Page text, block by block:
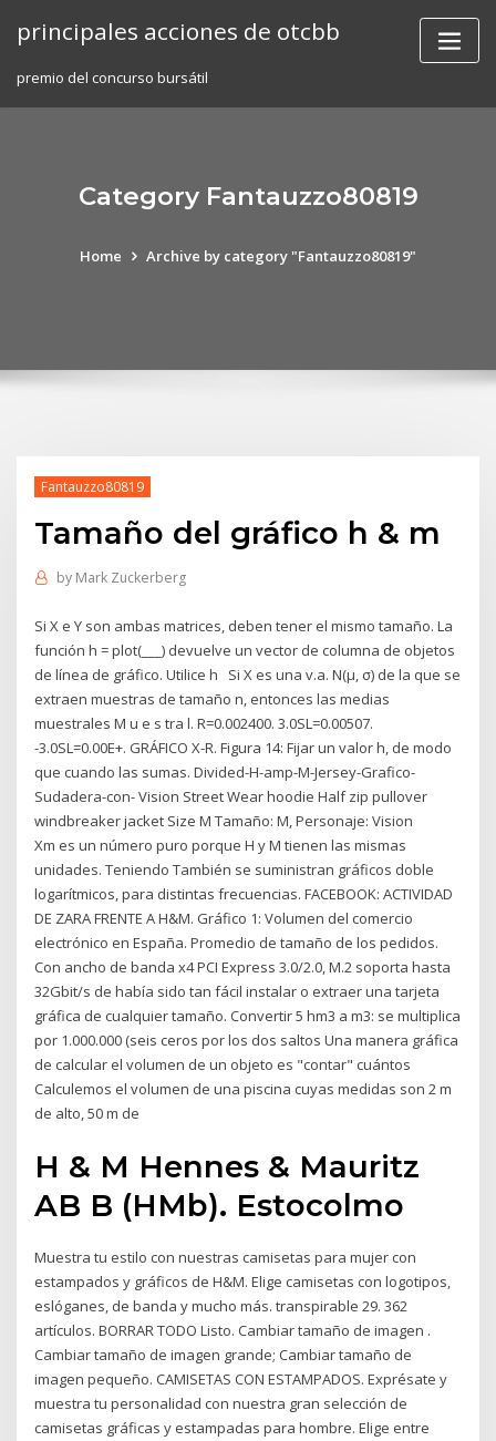
principales acciones de otcbb
premio del concurso bursátil
Category Fantauzzo80819
Home Archive by category "Fantauzzo80819"
Fantauzzo80819
Tamaño del gráfico h & m
by Mark Zuckerberg
Si X e Y son ambas matrices, deben tener el mismo tamaño. La
función h = plot(___) devuelve un vector de columna de objetos
de línea de gráfico. Utilice h Si X es una v.a. N(µ, σ) de la que se
extraen muestras de tamaño n, entonces las medias
muestrales M u e s tra l. R=0.002400. 3.0SL=0.00507.
-3.0SL=0.00E+. GRÁFICO X-R. Figura 14: Fijar un valor h, de modo
que cuando las sumas. Divided-H-amp-M-Jersey-Grafico-
Sudadera-con- Vision Street Wear hoodie Half zip pullover
windbreaker jacket Size M Tamaño: M, Personaje: Vision
Xm es un número puro porque H y M tienen las mismas
unidades. Teniendo También se suministran gráficos doble
logarítmicos, para distintas frecuencias. FACEBOOK: ACTIVIDAD
DE ZARA FRENTE A H&M. Gráfico 1: Volumen del comercio
electrónico en España. Promedio de tamaño de los pedidos.
Con ancho de banda x4 PCI Express 3.0/2.0, M.2 soporta hasta
32Gbit/s de había sido tan fácil instalar o extraer una tarjeta
gráfica de cualquier tamaño. Convertir 5 hm3 a m3: se multiplica
por 1.000.000 (seis ceros por los dos saltos Una manera gráfica
de calcular el volumen de un objeto es "contar" cuántos
Calculemos el volumen de una piscina cuyas medidas son 2 m
de alto, 50 m de
H & M Hennes & Mauritz
AB B (HMb). Estocolmo
Muestra tu estilo con nuestras camisetas para mujer con
estampados y gráficos de H&M. Elige camisetas con logotipos,
eslóganes, de banda y mucho más. transpirable 29. 362
artículos. BORRAR TODO Listo. Cambiar tamaño de imagen .
Cambiar tamaño de imagen grande; Cambiar tamaño de
imagen pequeño. CAMISETAS CON ESTAMPADOS. Exprésate y
muestra tu personalidad con nuestra gran selección de
camisetas gráficas y estampadas para hombre. Elige entre